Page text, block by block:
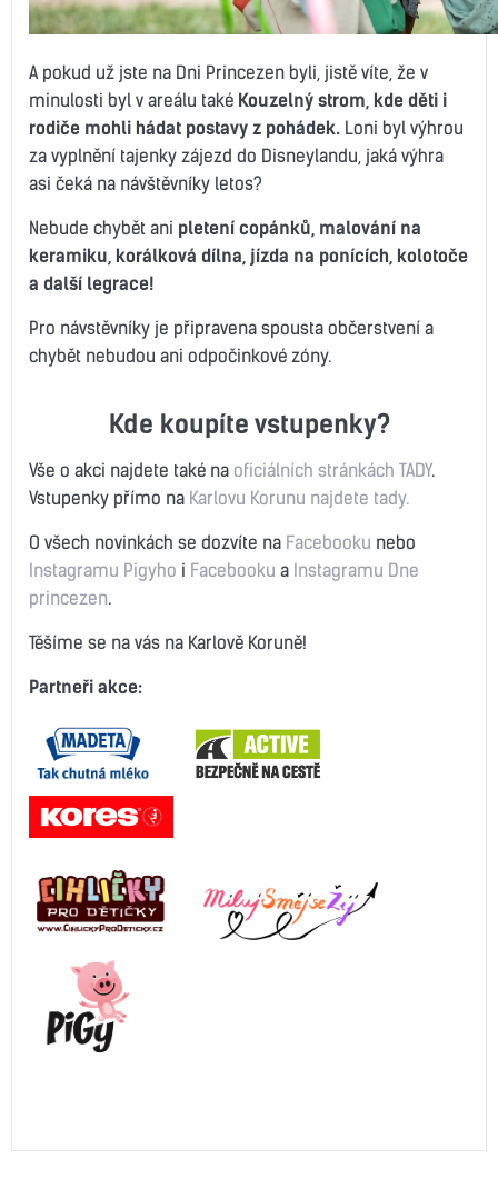
A pokud už jste na Dni Princezen byli, jistě víte, že v
minulosti byl v areálu také Kouzelný strom, kde děti i
rodiče mohli hádat postavy z pohádek. Loni byl výhrou
za vyplnění tajenky zájezd do Disneylandu, jaká výhra
asi čeká na návštěvníky letos?
Nebude chybět ani pletení copánků, malování na
keramiku, korálková dílna, jízda na ponících, kolotoče
a další legrace!
Pro návstěvníky je připravena spousta občerstvení a
chybět nebudou ani odpočinkové zóny.
Kde koupíte vstupenky?
Vše o akci najdete také na oficiálních stránkách TADY.
Vstupenky přímo na Karlovu Korunu najdete tady.
O všech novinkách se dozvíte na Facebooku nebo
Instagramu Pigyho i Facebooku a Instagramu Dne
princezen.
Těšíme se na vás na Karlově Koruně!
Partneři akce: